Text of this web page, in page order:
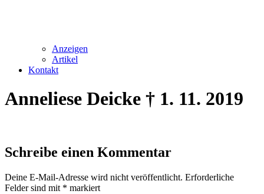
Anzeigen
Artikel
Kontakt
Anneliese Deicke † 1. 11. 2019
Schreibe einen Kommentar
Deine E-Mail-Adresse wird nicht veröffentlicht. Erforderliche
Felder sind mit * markiert